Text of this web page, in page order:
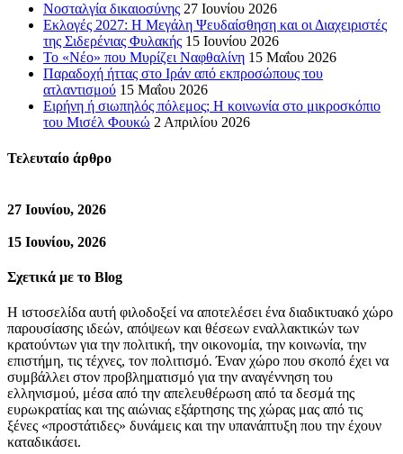
Νοσταλγία δικαιοσύνης 27 Ιουνίου 2026
Εκλογές 2027: Η Μεγάλη Ψευδαίσθηση και οι Διαχειριστές
της Σιδερένιας Φυλακής 15 Ιουνίου 2026
Το «Νέο» που Μυρίζει Ναφθαλίνη 15 Μαΐου 2026
Παραδοχή ήττας στο Ιράν από εκπροσώπους του
ατλαντισμού 15 Μαΐου 2026
Ειρήνη ή σιωπηλός πόλεμος; Η κοινωνία στο μικροσκόπιο
του Μισέλ Φουκώ 2 Απριλίου 2026
Τελευταίο άρθρο
27 Ιουνίου, 2026
15 Ιουνίου, 2026
Σχετικά με το Blog
Η ιστοσελίδα αυτή φιλοδοξεί να αποτελέσει ένα διαδικτυακό χώρο
παρουσίασης ιδεών, απόψεων και θέσεων εναλλακτικών των
κρατούντων για την πολιτική, την οικονομία, την κοινωνία, την
επιστήμη, τις τέχνες, τον πολιτισμό. Έναν χώρο που σκοπό έχει να
συμβάλλει στον προβληματισμό για την αναγέννηση του
ελληνισμού, μέσα από την απελευθέρωση από τα δεσμά της
ευρωκρατίας και της αιώνιας εξάρτησης της χώρας μας από τις
ξένες «προστάτιδες» δυνάμεις και την υπανάπτυξη που την έχουν
καταδικάσει.